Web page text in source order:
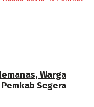
Warga
Segera